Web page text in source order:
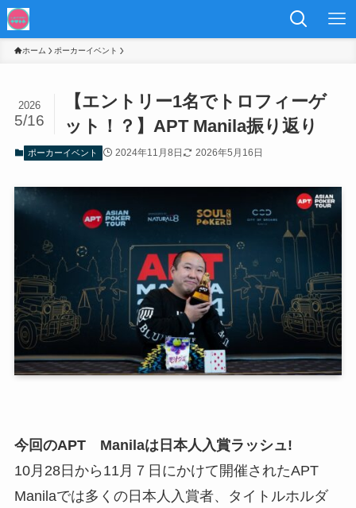
ホーム ポーカーイベント
【エントリー1名でトロフィーゲ
ット！？】APT Manila振り返り
2026
5/16
ポーカーイベント 2024年11月8日 2026年5月16日
今回のAPT Manilaは日本人入賞ラッシュ!
10月28日から11月７日にかけて開催されたAPT
Manilaでは多くの日本人入賞者、タイトルホルダ